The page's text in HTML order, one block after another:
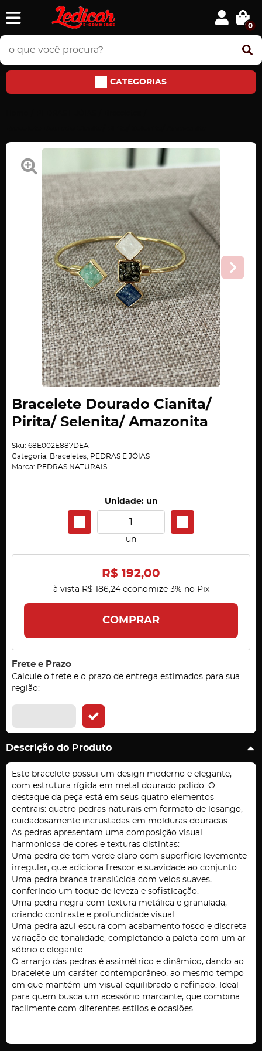
0
CATEGORIAS
Bracelete Dourado Cianita/
Pirita/ Selenita/ Amazonita
Sku: 68E002E887DEA
Categoria: Braceletes
PEDRAS E JÓIAS
Marca: PEDRAS NATURAIS
Unidade: un
un
R$ 192,00
à vista R$ 186,24economize 3% no Pix
COMPRAR
Frete e Prazo
Calcule o frete e o prazo de entrega estimados para sua
região:
Descrição do Produto
Este bracelete possui um design moderno e elegante,
com estrutura rígida em metal dourado polido. O
destaque da peça está em seus quatro elementos
centrais: quatro pedras naturais em formato de losango,
cuidadosamente incrustadas em molduras douradas.
As pedras apresentam uma composição visual
harmoniosa de cores e texturas distintas:
Uma pedra de tom verde claro com superfície levemente
irregular, que adiciona frescor e suavidade ao conjunto.
Uma pedra branca translúcida com veios suaves,
conferindo um toque de leveza e sofisticação.
Uma pedra negra com textura metálica e granulada,
criando contraste e profundidade visual.
Uma pedra azul escura com acabamento fosco e discreta
variação de tonalidade, completando a paleta com um ar
sóbrio e elegante.
O arranjo das pedras é assimétrico e dinâmico, dando ao
bracelete um caráter contemporâneo, ao mesmo tempo
em que mantém um visual equilibrado e refinado. Ideal
para quem busca um acessório marcante, que combina
facilmente com diferentes estilos e ocasiões.